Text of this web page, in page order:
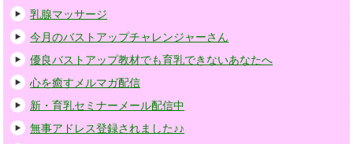
乳腺マッサージ
今月のバストアップチャレンジャーさん
優良バストアップ教材でも育乳できないあなたへ
心を癒すメルマガ配信
新・育乳セミナーメール配信中
無事アドレス登録されました♪♪